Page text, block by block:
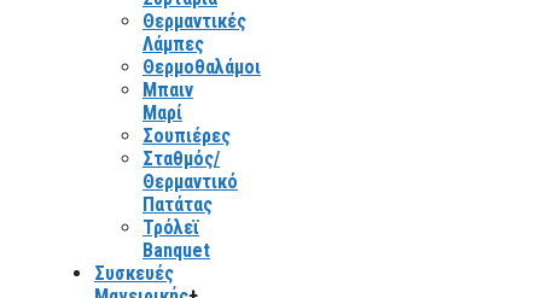
Θερμαντικές
Λάμπες
Θερμοθαλάμοι
Μπαιν
Μαρί
Σουπιέρες
Σταθμός/
Θερμαντικό
Πατάτας
Τρόλεϊ
Banquet
Συσκευές